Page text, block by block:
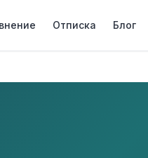
Отписка Блог